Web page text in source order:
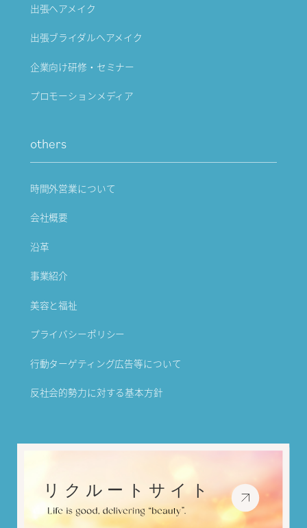
出張ヘアメイク
出張ブライダルヘアメイク
企業向け研修・セミナー
プロモーションメディア
others
時間外営業について
会社概要
沿革
事業紹介
美容と福祉
プライバシーポリシー
行動ターゲティング広告等について
反社会的勢力に対する基本方針